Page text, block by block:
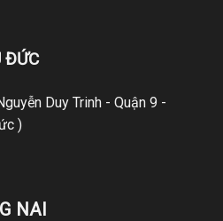
ĐỨC
Duy Trinh - Quận 9 -
)
NAI